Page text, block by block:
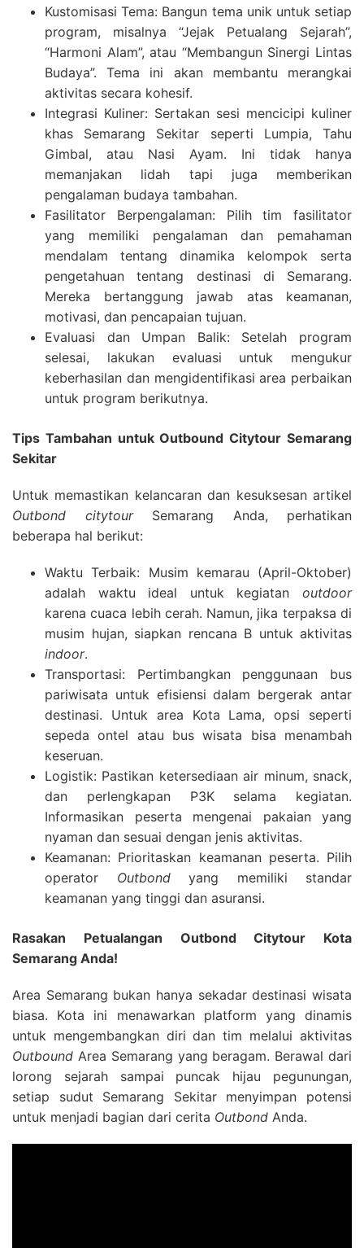
Kustomisasi Tema: Bangun tema unik untuk setiap
program, misalnya “Jejak Petualang Sejarah”,
“Harmoni Alam”, atau “Membangun Sinergi Lintas
Budaya”. Tema ini akan membantu merangkai
aktivitas secara kohesif.
Integrasi Kuliner: Sertakan sesi mencicipi kuliner
khas Semarang Sekitar seperti Lumpia, Tahu
Gimbal, atau Nasi Ayam. Ini tidak hanya
memanjakan lidah tapi juga memberikan
pengalaman budaya tambahan.
Fasilitator Berpengalaman: Pilih tim fasilitator
yang memiliki pengalaman dan pemahaman
mendalam tentang dinamika kelompok serta
pengetahuan tentang destinasi di Semarang.
Mereka bertanggung jawab atas keamanan,
motivasi, dan pencapaian tujuan.
Evaluasi dan Umpan Balik: Setelah program
selesai, lakukan evaluasi untuk mengukur
keberhasilan dan mengidentifikasi area perbaikan
untuk program berikutnya.
Tips Tambahan untuk Outbound Citytour Semarang
Sekitar
Untuk memastikan kelancaran dan kesuksesan artikel
Outbond citytourSemarang Anda, perhatikan
beberapa hal berikut:
Waktu Terbaik: Musim kemarau (April-Oktober)
adalah waktu ideal untuk kegiatan outdoor
karena cuaca lebih cerah. Namun, jika terpaksa di
musim hujan, siapkan rencana B untuk aktivitas
indoor.
Transportasi: Pertimbangkan penggunaan bus
pariwisata untuk efisiensi dalam bergerak antar
destinasi. Untuk area Kota Lama, opsi seperti
sepeda ontel atau bus wisata bisa menambah
keseruan.
Logistik: Pastikan ketersediaan air minum, snack,
dan perlengkapan P3K selama kegiatan.
Informasikan peserta mengenai pakaian yang
nyaman dan sesuai dengan jenis aktivitas.
Keamanan: Prioritaskan keamanan peserta. Pilih
operator Outbondyang memiliki standar
keamanan yang tinggi dan asuransi.
Rasakan Petualangan Outbond Citytour Kota
Semarang Anda!
Area Semarang bukan hanya sekadar destinasi wisata
biasa. Kota ini menawarkan platform yang dinamis
untuk mengembangkan diri dan tim melalui aktivitas
Outbound Area Semarang yang beragam. Berawal dari
lorong sejarah sampai puncak hijau pegunungan,
setiap sudut Semarang Sekitar menyimpan potensi
untuk menjadi bagian dari cerita Outbond Anda.